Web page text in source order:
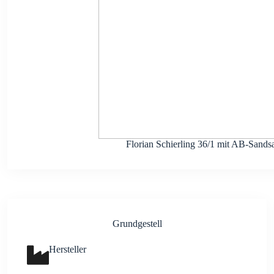
Flo­ri­an Schier­ling 36/1 mit AB-
Grund­ge­stell
Her­stel­ler